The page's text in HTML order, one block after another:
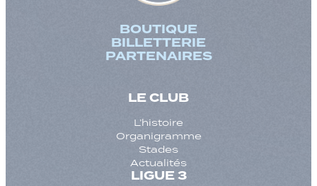
BOUTIQUE
BILLETTERIE
PARTENAIRES
LE CLUB
L’histoire
Organigramme
Stades
Actualités
LIGUE 3